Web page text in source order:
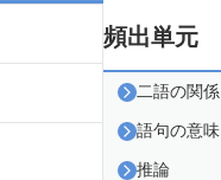
頻出単元
二語の関係
語句の意味
推論